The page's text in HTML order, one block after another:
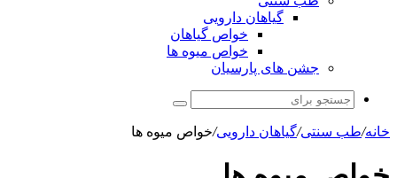
گیاهان دارویی
خواص گیاهان
خواص میوه ها
جشن های پارسیان
جستجو
خانه/طب سنتی/گیاهان دارویی/خواص میوه ها